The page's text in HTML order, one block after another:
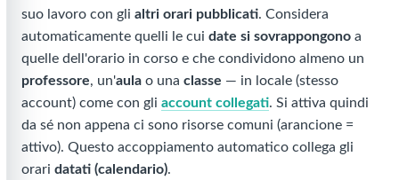
suo lavoro con gli altri orari pubblicati. Considera
automaticamente quelli le cui date si sovrappongono a
quelle dell'orario in corso e che condividono almeno un
professore, un'aula o una classe — in locale (stesso
account) come con gli account collegati. Si attiva quindi
da sé non appena ci sono risorse comuni (arancione =
attivo). Questo accoppiamento automatico collega gli
orari datati (calendario).